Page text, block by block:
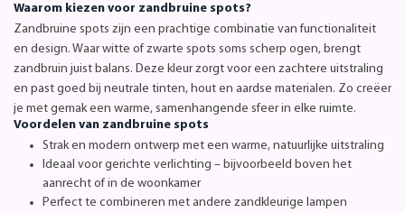
Waarom kiezen voor zandbruine spots?
Zandbruine spots zijn een prachtige combinatie van functionaliteit
en design. Waar witte of zwarte spots soms scherp ogen, brengt
zandbruin juist balans. Deze kleur zorgt voor een zachtere uitstraling
en past goed bij neutrale tinten, hout en aardse materialen. Zo creëer
je met gemak een warme, samenhangende sfeer in elke ruimte.
Voordelen van zandbruine spots
Strak en modern ontwerp met een warme, natuurlijke uitstraling
Ideaal voor gerichte verlichting – bijvoorbeeld boven het
aanrecht of in de woonkamer
Perfect te combineren met andere zandkleurige lampen